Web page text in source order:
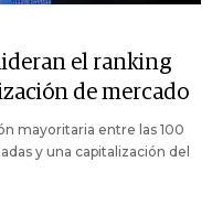
el ranking
de mercado
mayoritaria entre las 100
y una capitalización del